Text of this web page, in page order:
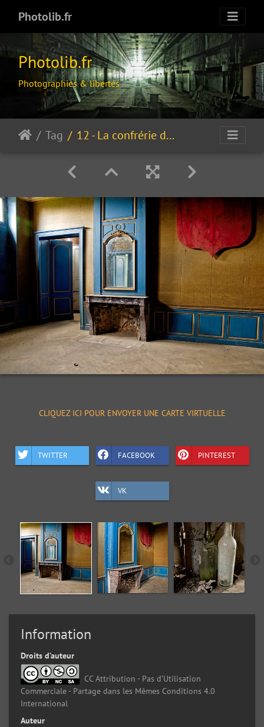
Photolib.fr
Photolib.fr
Photographies & libertés
Tag 12 - La confrérie du blason rouge
CLIQUEZ ICI POUR ENVOYER UNE CARTE VIRTUELLE
TWITTER FACEBOOK PINTEREST
VK
Information
Droits d’auteur
CC Attribution - Pas d’Utilisation
Commerciale - Partage dans les Mêmes Conditions 4.0
International
Auteur